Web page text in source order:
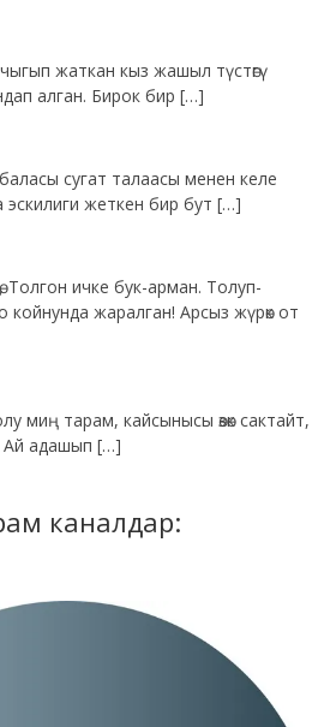
жаткан кыз жашыл түстөгү
алган. Бирок бир […]
сугат талаасы менен келе
жеткен бир бут […]
Толгон ичке бук-арман. Толуп-
койнунда жаралган! Арсыз жүрөк от
миң тарам, кайсынысы өзөк сактайт,
Ай адашып […]
каналдар: